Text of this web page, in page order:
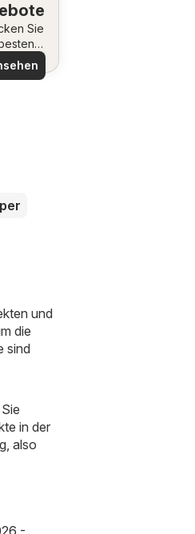
Sie
und
die
sind
in der
also
-